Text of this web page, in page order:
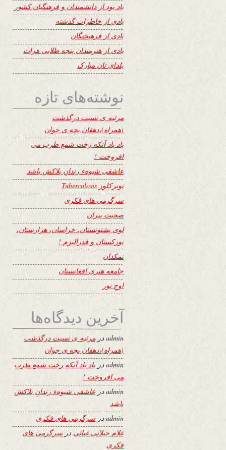
یاد بود از دانشمندان و فرهنگیان کشور
یادی از خاطرات گذشته
یادی از فرهیختگان
یادی از هنرمندان پنجه طلایی هرات
یلدای تان مبارک
نوشته‌های تازه
مرثیه ی نسبت درگذشت
(همراه)،دهقان بچه ی جوان
یاد باد آنکه رخت شمع طرب می
افروخت !
عاشقی شیوهء رندانِ بلاکش باشد
توبرکلوز Tuberculosis
سرگرمی های فکری
صحبت پیران
لوی پشتونستان، خراسان، هزارستان،
تورکستان و فدرالیزم !
نمکدان
جامعه هنری افغانستان
اوجِ نور
آخرین دیدگاه‌ها
adminدر مرثیه ی نسبت درگذشت
(همراه)،دهقان بچه ی جوان
admin در یاد باد آنکه رخت شمع طرب
می افروخت !
adminدر عاشقی شیوهء رندانِ بلاکش
باشد
admin در سرگرمی های فکری
غلام جیلانی غیاثی در سرگرمی های
فکری